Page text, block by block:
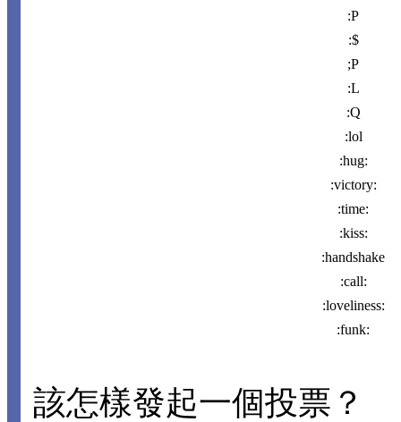
:P
:$
;P
:L
:Q
:lol
:hug:
:victory:
:time:
:kiss:
:handshake
:call:
:loveliness:
:funk:
該怎樣發起一個投票？